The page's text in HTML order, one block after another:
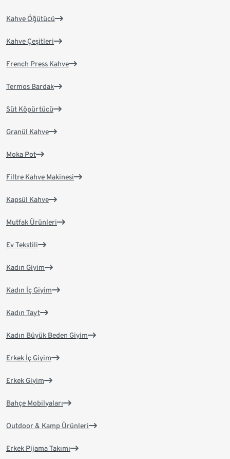
Kahve Öğütücü
Kahve Çeşitleri
French Press Kahve
Termos Bardak
Süt Köpürtücü
Granül Kahve
Moka Pot
Filtre Kahve Makinesi
Kapsül Kahve
Mutfak Ürünleri
Ev Tekstili
Kadın Giyim
Kadın İç Giyim
Kadın Tayt
Kadın Büyük Beden Giyim
Erkek İç Giyim
Erkek Giyim
Bahçe Mobilyaları
Outdoor & Kamp Ürünleri
Erkek Pijama Takımı